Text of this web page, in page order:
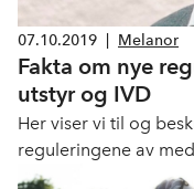
07.10.2019 Melanor
Fakta om nye
utstyr og IVD
Her viser vi til og
reguleringene av
medisinsk utstyr (IVD).